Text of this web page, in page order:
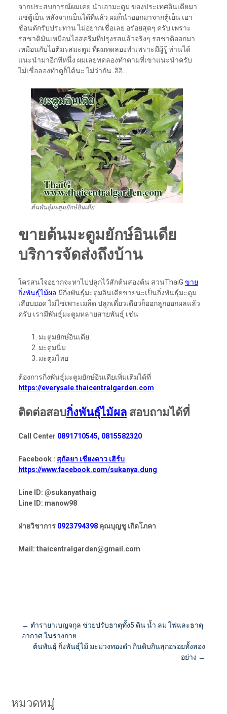
จากประสบการณ์ผมเคย นำเอามะตูม ของประเทศอินเดียมา
แช่ตู้เย็น หลังจากเย็นได้ที่แล้ว ผมก็นำออกมาจากตู้เย็น เอา
ช้อนตักรับประทาน ไม่อยากเชื่อเลย อร่อยสุดๆ ครับ เพราะ
รสชาติมันเหมือนไอสครีมที่ปรุงรสแล้วจริงๆ รสชาติออกมา
เหมือนกับไอติมรสมะตูม ที่ผมทดลองทำเพราะมีผู้รู้ ท่านได้
แนะนำมาอีกทีหนึ่ง ผมเลยทดลองทำตามที่เขาแนะนำครับ
ไม่เชื่อลองทำดูก็ได้นะ ไม่ว่ากัน..อิอิ…
ต้นพันธุ์มะตูมยักษ์อินเดีย
ขายต้นมะตูมยักษ์อินเดีย
บริการจัดส่งถึงบ้าน
ใครสนใจอยากจะหาไปปลูกไว้สักต้นสองต้น สวนThaiG ขาย
กิ่งพันธุ์ไม้ผล มีกิ่งพันธุ์มะตูมอินเดียขายนะเป็นกิ่งพันธุ์มะตูม
เสียบยอด ไม่ไช่เพาะเมล็ด ปลูกเดี๋ยวเดียวก็ออกลูกออกผลแล้ว
ครับ เรามีพันธุ์มะตูมหลายสายพันธุ์ เช่น
มะตูมยักษ์อินเดีย
มะตูมนิ่ม
มะตูมไทย
ต้องการกิ่งพันธุ์มะตูมยักษ์อินเดียเพิ่มเติมได้ที่
https://everysale.thaicentralgarden.com
ติดต่อสอบกิ่งพันธุ์ไม้ผลสอบถามได้ที่
Call Center 0891710545, 0815582320
Facebook : สุกัลยา เชียงดาว เฮิร์บ
https://www.facebook.com/sukanya.dung
Line ID: @sukanyathaig
Line ID: manow98
ฝ่ายวิชาการ 0923794398คุณบุญชู เกิดโภคา
Mail: thaicentralgarden@gmail.com
Post
← ตำรายาเบญจกุล ช่วยปรับธาตุทั้ง5 ดิน น้ำ ลม ไฟและธาตุ
อากาศ ในร่างกาย
ต้นพันธุ์ กิ่งพันธุ์ไม้ มะม่วงทองดำ กินดิบกินสุกอร่อยทั้งสอง
อย่าง →
หมวดหมู่